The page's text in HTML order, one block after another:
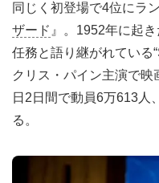
同じく初登場で4位にラ
ザード 』。1952年に起
任務と語り継がれている
クリス・パイン主演で
日2日間で動員6万613人
る。